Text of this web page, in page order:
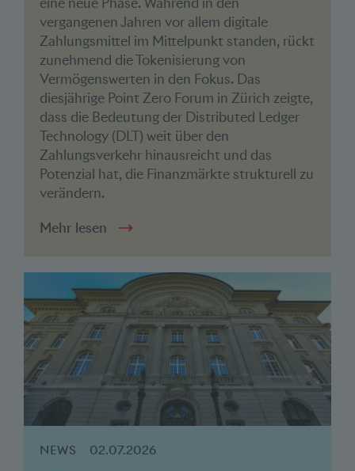
vergangenen Jahren vor allem digitale
Zahlungsmittel im Mittelpunkt standen, rückt
zunehmend die Tokenisierung von
Vermögenswerten in den Fokus. Das
diesjährige Point Zero Forum in Zürich zeigte,
dass die Bedeutung der Distributed Ledger
Technology (DLT) weit über den
Zahlungsverkehr hinausreicht und das
Potenzial hat, die Finanzmärkte strukturell zu
verändern.
Mehr lesen
NEWS 02.07.2026